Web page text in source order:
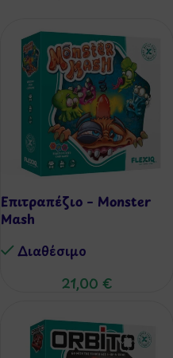
Επιτραπέζιο – Monster
Mash
Διαθέσιμo
21,00 €